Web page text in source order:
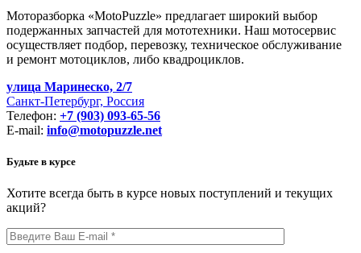
Моторазборка «MotoPuzzle» предлагает широкий выбор
подержанных запчастей для мототехники. Наш мотосервис
осуществляет подбор, перевозку, техническое обслуживание
и ремонт мотоциклов, либо квадроциклов.
улица Маринеско, 2/7
Санкт-Петербург, Россия
Телефон: +7 (903) 093-65-56
E-mail: info@motopuzzle.net
Будьте в курсе
Хотите всегда быть в курсе новых поступлений и текущих
акций?